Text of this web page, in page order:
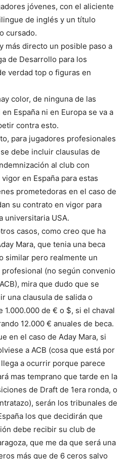
jóvenes, con el aliciente
de inglés y un título
cursado.
más directo un posible paso a
de Desarrollo para los
verdad top o figuras en
color, de ninguna de las
España ni en Europa se va a
contra esto.
para jugadores profesionales
debe incluir clausulas de
al club con
en España para estas
prometedoras en el caso de
su contrato en vigor para
universitaria USA.
casos, como creo que ha
Mara, que tenia una beca
similar pero realmente un
(no según convenio
mira que dudo que se
una clausula de salida o
1.000.000 de € o $, si el chaval
12.000 € anuales de beca.
en el caso de Aday Mara, si
a ACB (cosa que está por
a ocurrir porque parece
mas temprano que tarde en la
de Draft de 1era ronda, o
serán los tribunales de
los que decidirán que
debe recibir su club de
que me da que será una
más que de 6 ceros salvo